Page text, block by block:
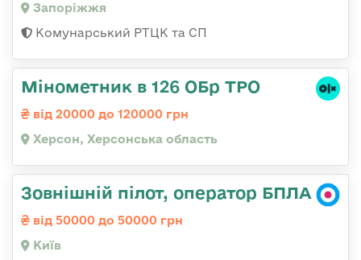
Запоріжжя
Комунарський РТЦК та СП
Мінометник в 126 ОБр ТРО
від 20000 до 120000 грн
Херсон, Херсонська область
Зовнішній пілот, оператор БПЛА
від 50000 до 50000 грн
Київ